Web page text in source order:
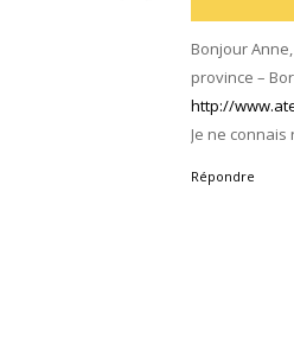
Bonjour
province –
http://
Je ne
Répondre